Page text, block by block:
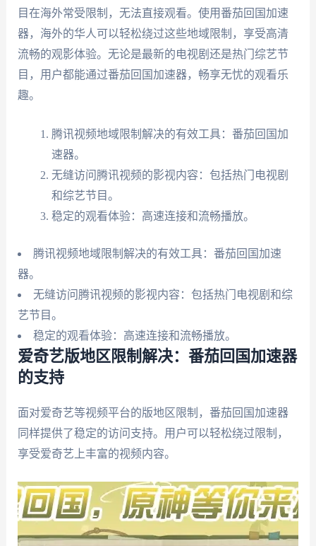
目在海外常受限制，无法直接观看。使用番茄回国加速
器，海外的华人可以轻松绕过这些地域限制，享受高清
流畅的观影体验。无论是最新的电视剧还是热门综艺节
目，用户都能通过番茄回国加速器，畅享无忧的观看乐
趣。
腾讯视频地域限制解决的有效工具：番茄回国加
速器。
无缝访问腾讯视频的影视内容：包括热门电视剧
和综艺节目。
稳定的观看体验：高速连接和流畅播放。
腾讯视频地域限制解决的有效工具：番茄回国加速
器。
无缝访问腾讯视频的影视内容：包括热门电视剧和综
艺节目。
稳定的观看体验：高速连接和流畅播放。
爱奇艺版地区限制解决：番茄回国加速器
的支持
面对爱奇艺等视频平台的版地区限制，番茄回国加速器
同样提供了稳定的访问支持。用户可以轻松绕过限制，
享受爱奇艺上丰富的视频内容。